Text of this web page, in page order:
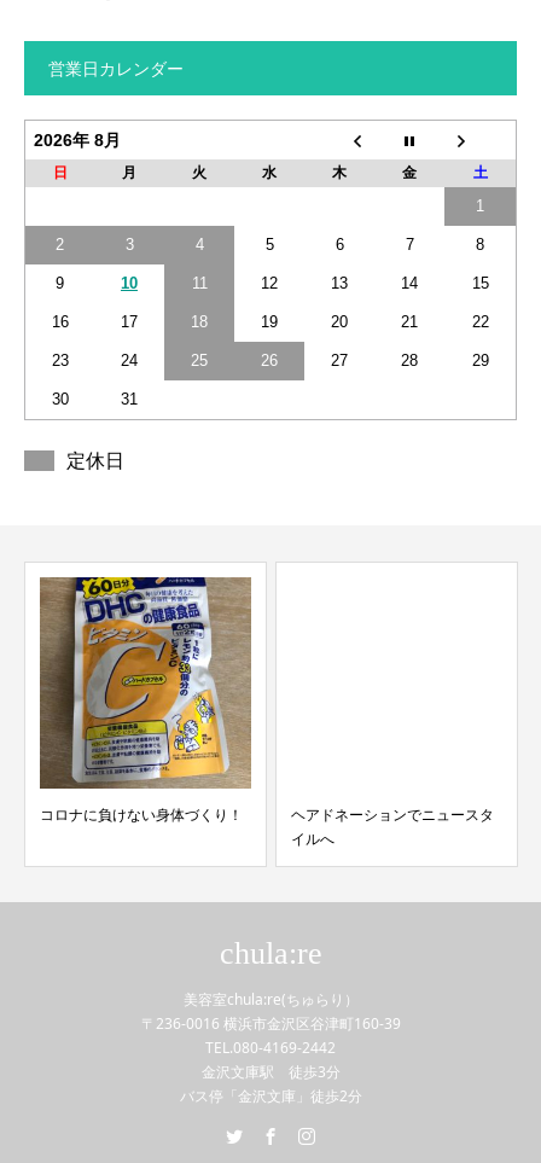
営業日カレンダー
2026年 8月
日 月 火 水 木 金 土
1
2 3 4 5 6 7 8
9 10 11 12 13 14 15
16 17 18 19 20 21 22
23 24 25 26 27 28 29
30 31
定休日
コロナに負けない身体づくり！
ヘアドネーションでニュースタ
イルへ
chula:re
美容室chula:re(ちゅらり）
〒236-0016 横浜市金沢区谷津町160-39
TEL.080-4169-2442
金沢文庫駅 徒歩3分
バス停「金沢文庫」徒歩2分